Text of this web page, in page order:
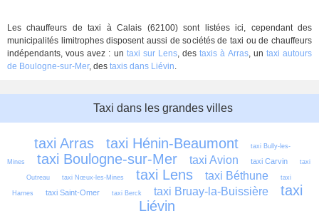
Les chauffeurs de taxi à Calais (62100) sont listées ici, cependant des
municipalités limitrophes disposent aussi de sociétés de taxi ou de chauffeurs
indépendants, vous avez : un taxi sur Lens, destaxis à Arras, un taxi autours
de Boulogne-sur-Mer, des taxis dans Liévin.
Taxi dans les grandes villes
taxi Arras taxi Hénin-Beaumont taxi Bully-les-
Mines taxi Boulogne-sur-Mer taxi Avion taxi Carvin taxi
Outreau taxi Nœux-les-Mines taxi Lens taxi Béthune taxi
Harnes taxi Saint-Omer taxi Berck taxi Bruay-la-Buissière
taxi
Liévin